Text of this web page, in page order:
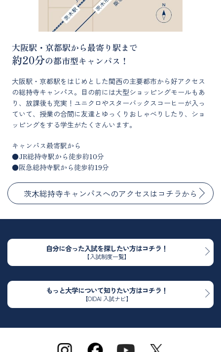
大阪駅・京都駅から最寄り駅まで
約20分の都市型キャンパス！
大阪駅・京都駅をはじめとした関西の主要都市から好アクセス
の総持寺キャンパス。目の前には大型ショッピングモールもあ
り、放課後も充実！ユニクロやスターバックスコーヒーが入っ
ていて、授業の合間に友達とゆっくりおしゃべりしたり、ショ
ッピングをする学生がたくさんいます。
キャンパス最寄駅から
●JR総持寺駅から徒歩約10分
●阪急総持寺駅から徒歩約19分
茨⽊総持寺キャンパスへのアクセスはコチラから
自分に合った入試を探したい方はコチラ！
【入試制度一覧】
もっと大学について知りたい方はコチラ！
【OIDAI 入試ナビ】